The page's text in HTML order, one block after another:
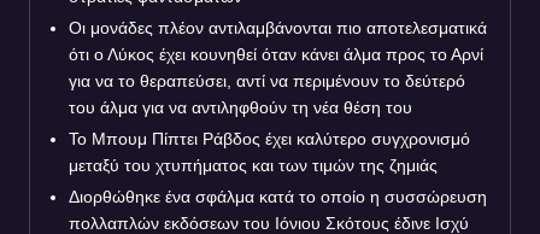
Οι μονάδες πλέον αντιλαμβάνονται πιο αποτελεσματικά
ότι ο Λύκος έχει κουνηθεί όταν κάνει άλμα προς το Αρνί
για να το θεραπεύσει, αντί να περιμένουν το δεύτερό
του άλμα για να αντιληφθούν τη νέα θέση του
Το Μπουμ Πίπτει Ράβδος έχει καλύτερο συγχρονισμό
μεταξύ του χτυπήματος και των τιμών της ζημιάς
Διορθώθηκε ένα σφάλμα κατά το οποίο η συσσώρευση
πολλαπλών εκδόσεων του Ιόνιου Σκότους έδινε Ισχύ